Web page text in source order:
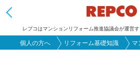
レプコはマンションリフォーム推進協議会が運営
個人の方へ リフォーム基礎知識 マ